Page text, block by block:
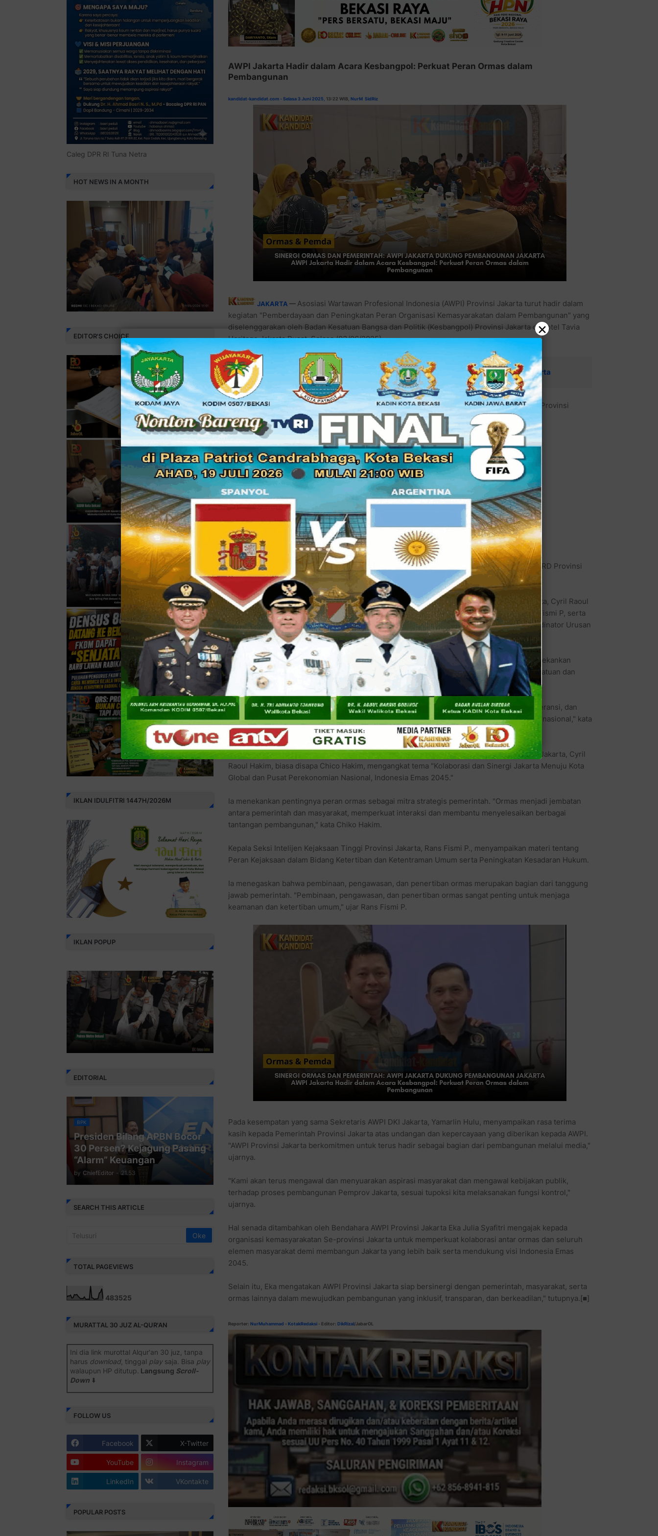
AWPI Jakarta Hadir dalam Acara Kesbangpol: Perkuat Peran Ormas dalam
Pembangunan
kandidat-kandidat.com - Selasa 3 Juni 2025, 13:22 WIB, NurM SidRiz
JAKARTA — Asosiasi Wartawan Profesional Indonesia (AWPI) Provinsi Jakarta turut hadir dalam
kegiatan "Pemberdayaan dan Peningkatan Peran Organisasi Kemasyarakatan dalam Pembangunan" yang
diselenggarakan oleh Badan Kesatuan Bangsa dan Politik (Kesbangpol) Provinsi Jakarta di Hotel Tavia
Heritage Jakarta Pusat, Selasa (03/06/2025).
Baca juga: Sinergi Ormas dan Pemerintah: AWPI Jakarta Dukung Pembangunan Jakarta
Acara ini dihadiri oleh 106 peserta dari berbagai organisasi kemasyarakatan masyarakat di Provinsi
Jakarta, termasuk organisasi profesi wartawan yaitu, AWPI.
Kegiatan ini menghadirkan tiga narasumber putama dari unsur Legislatif Ketua Komisi A DPRD Provinsi
Jakarta, Inggard Joshua, SE.,
Eksekutif Ketua Bidang Komunikasi Sosial dan Publik Staf Khusus Gubernur Provinsi Jakarta, Cyril Raoul
Hakim, dan Institusi hukum Kepala Seksi Intelijen Kejaksaan Tinggi Provinsi Jakarta, Rans Fismi P, serta
Ketua Subkelompok Organisasi Kemasyarakatan Eliazer Hutapea, didampingi Staf Subkoordinator Urusan
Organisasi Masyarakat, Andi.
Pada kesempatan tersebut Ketua Komisi A DPRD Provinsi Jakarta, Inggard Joshua, SE menekankan
pentingnya pembangunan karakter ormas yang kuat dan berkomitmen dalam menjaga persatuan dan
kesatuan bangsa," ujarnya.
Lanjut, ia mengatakan, "Karakter ormas harus dibangun dari nilai religiusitas, kejujuran, toleransi, dan
kerja keras. Sinergi antara ormas dan pemerintahan memperkuat pembangunan sosial dan nasional," kata
Inggard Joshua politisi partai Gerindra.
Sementara itu, Ketua Bidang Komunikasi Sosial dan Publik Staf Khusus Gubernur Provinsi Jakarta, Cyril
Raoul Hakim, biasa disapa Chico Hakim, mengangkat tema "Kolaborasi dan Sinergi Jakarta Menuju Kota
Global dan Pusat Perekonomian Nasional, Indonesia Emas 2045."
Ia menekankan pentingnya peran ormas sebagai mitra strategis pemerintah. "Ormas menjadi jembatan
antara pemerintah dan masyarakat, memperkuat interaksi dan membantu menyelesaikan berbagai
tantangan pembangunan," kata Chiko Hakim.
Kepala Seksi Intelijen Kejaksaan Tinggi Provinsi Jakarta, Rans Fismi P., menyampaikan materi tentang
Peran Kejaksaan dalam Bidang Ketertiban dan Ketentraman Umum serta Peningkatan Kesadaran Hukum.
Ia menegaskan bahwa pembinaan, pengawasan, dan penertiban ormas merupakan bagian dari tanggung
jawab pemerintah. "Pembinaan, pengawasan, dan penertiban ormas sangat penting untuk menjaga
keamanan dan ketertiban umum," ujar Rans Fismi P.
Pada kesempatan yang sama Sekretaris AWPI DKI Jakarta, Yamarlin Hulu, menyampaikan rasa terima
kasih kepada Pemerintah Provinsi Jakarta atas undangan dan kepercayaan yang diberikan kepada AWPI.
"AWPI Provinsi Jakarta berkomitmen untuk terus hadir sebagai bagian dari pembangunan melalui media,"
ujarnya.
"Kami akan terus mengawal dan menyuarakan aspirasi masyarakat dan mengawal kebijakan publik,
terhadap proses pembangunan Pemprov Jakarta, sesuai tupoksi kita melaksanakan fungsi kontrol,"
ujarnya.
Hal senada ditambahkan oleh Bendahara AWPI Provinsi Jakarta Eka Julia Syafitri mengajak kepada
organisasi kemasyarakatan Se-provinsi Jakarta untuk memperkuat kolaborasi antar ormas dan seluruh
elemen masyarakat demi membangun Jakarta yang lebih baik serta mendukung visi Indonesia Emas
2045.
Selain itu, Eka mengatakan AWPI Provinsi Jakarta siap bersinergi dengan pemerintah, masyarakat, serta
ormas lainnya dalam mewujudkan pembangunan yang inklusif, transparan, dan berkeadilan," tutupnya.[■]
Reporter: NurMuhammad -KotakRedaksi- Editor: DikRizal/JabarOL
Caleg DPR RI Tuna Netra
HOT NEWS IN A MONTH
EDITOR'S CHOICE
IKLAN IDULFITRI 1447H/2026M
IKLAN POPUP
×
EDITORIAL
BPK
Presiden Bilang APBN Bocor
30 Persen? Kejagung Pasang
“Alarm” Keuangan
by ChiefEditor - 21.53
SEARCH THIS ARTICLE
TOTAL PAGEVIEWS
483525
MURATTAL 30 JUZ AL-QUR'AN
Ini dia link murottal Alqur'an 30 juz, tanpa
harus download, tinggal playsaja. Bisa play
walaupun HP ditutup. Langsung Scroll-
Down⬇️
Juz 1 ⇨http://j.mp/2b8SiNO
Juz 2 ⇨http://j.mp/2b8RJmQ
Juz 3 ⇨http://j.mp/2bFSrtF
Juz 4 ⇨http://j.mp/2b8SXi3
Juz 5 ⇨http://j.mp/2b8RZm3
Juz 6 ⇨http://j.mp/28MBohs
Juz 7 ⇨http://j.mp/2bFRIZC
FOLLOW US
Facebook X-Twitter
YouTube Instagram
LinkedIn VKontakte
POPULAR POSTS